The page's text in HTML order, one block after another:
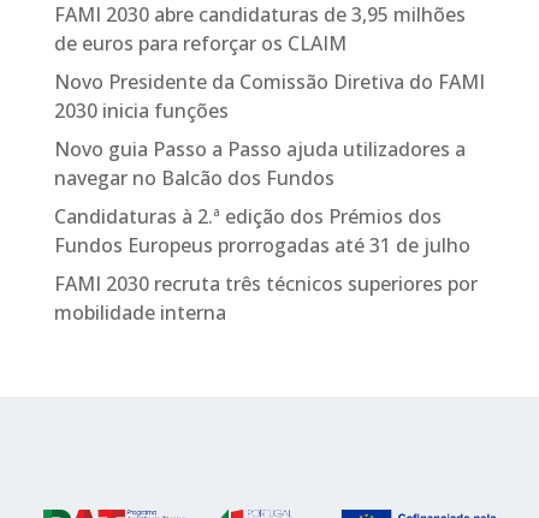
FAMI 2030 abre candidaturas de 3,95 milhões
de euros para reforçar os CLAIM
Novo Presidente da Comissão Diretiva do FAMI
2030 inicia funções
Novo guia Passo a Passo ajuda utilizadores a
navegar no Balcão dos Fundos
Candidaturas à 2.ª edição dos Prémios dos
Fundos Europeus prorrogadas até 31 de julho
FAMI 2030 recruta três técnicos superiores por
mobilidade interna